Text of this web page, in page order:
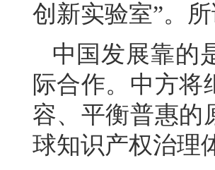
创新实验室”。
中国发展靠的
际合作。中方将
容、平衡普惠的
球知识产权治理